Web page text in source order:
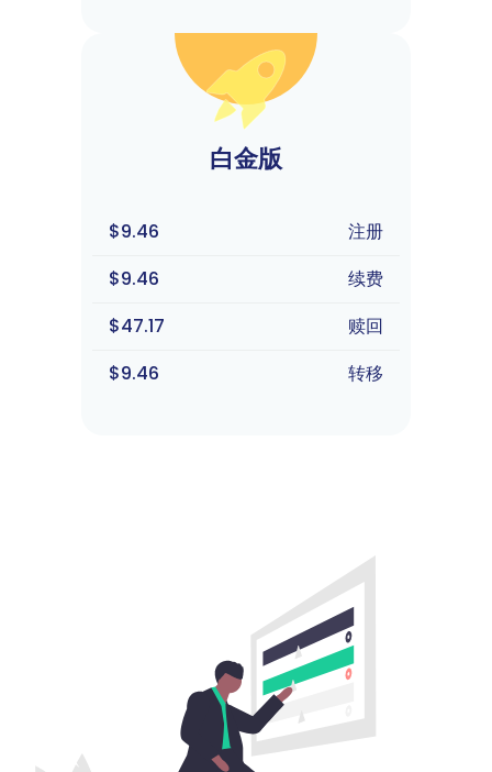
白金版
$9.46
注册
$9.46
续费
$47.17
赎回
$9.46
转移